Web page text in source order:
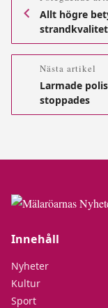
Allt högre
Nästa artikel
Larmade
stoppades
Innehåll
Nyheter
Kultur
Sport